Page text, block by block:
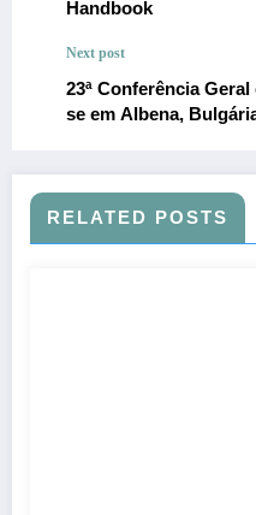
Handbook
Next post
23ª Conferência
se em Albena,
RELATED POSTS